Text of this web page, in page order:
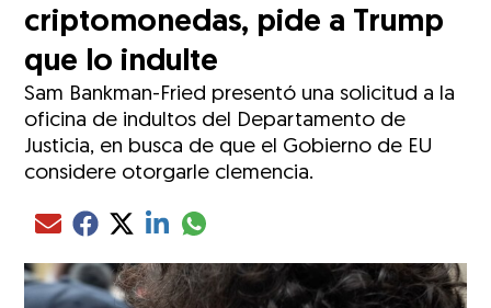
criptomonedas, pide a Trump
que lo indulte
Sam Bankman-Fried presentó una solicitud a la
oficina de indultos del Departamento de
Justicia, en busca de que el Gobierno de EU
considere otorgarle clemencia.
Compartir el artículo actual mediante Email
Compartir el artículo actual mediante Facebook
Compartir el artículo actual mediante Twitter
Compartir el artículo actual mediante LinkedIn
Compartir el artículo actual mediante